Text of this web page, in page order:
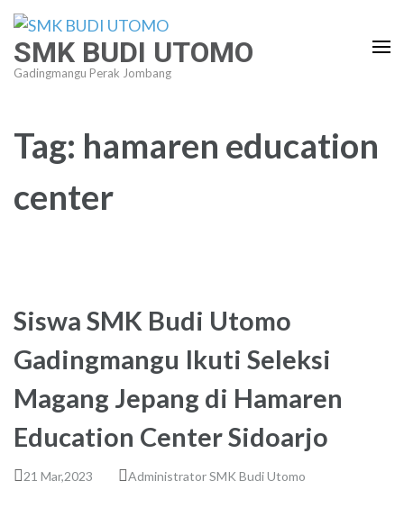
Lompat
konten
(Tekan
SMK BUDI UTOMO
Gadingmangu Perak Jombang
Tag: hamaren education
center
Siswa SMK Budi Utomo
Gadingmangu Ikuti Seleksi
Magang Jepang di Hamaren
Education Center Sidoarjo
21 Mar,2023 Administrator SMK Budi Utomo